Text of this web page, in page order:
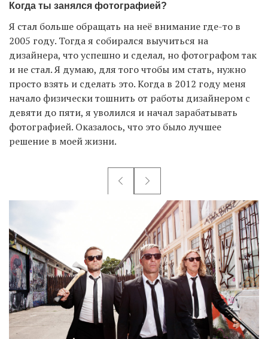
Когда ты занялся фотографией?
Я стал больше обращать на неё внимание где-то в
2005 году. Тогда я собирался выучиться на
дизайнера, что успешно и сделал, но фотографом так
и не стал. Я думаю, для того чтобы им стать, нужно
просто взять и сделать это. Когда в 2012 году меня
начало физически тошнить от работы дизайнером с
девяти до пяти, я уволился и начал зарабатывать
фотографией. Оказалось, что это было лучшее
решение в моей жизни.